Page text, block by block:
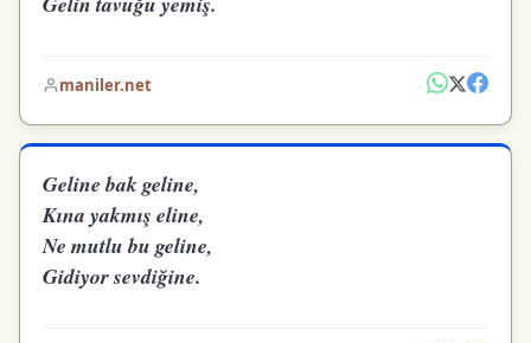
maniler.net
Geline bak geline,
Kına yakmış eline,
Ne mutlu bu geline,
Gidiyor sevdiğine.